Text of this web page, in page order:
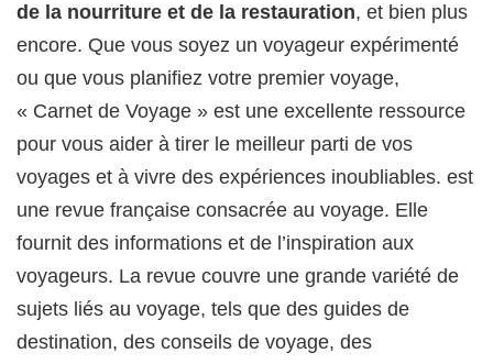
de la nourriture et de la restauration, et bien plus
encore. Que vous soyez un voyageur expérimenté
ou que vous planifiez votre premier voyage,
« Carnet de Voyage » est une excellente ressource
pour vous aider à tirer le meilleur parti de vos
voyages et à vivre des expériences inoubliables. est
une revue française consacrée au voyage. Elle
fournit des informations et de l’inspiration aux
voyageurs. La revue couvre une grande variété de
sujets liés au voyage, tels que des guides de
destination, des conseils de voyage, des